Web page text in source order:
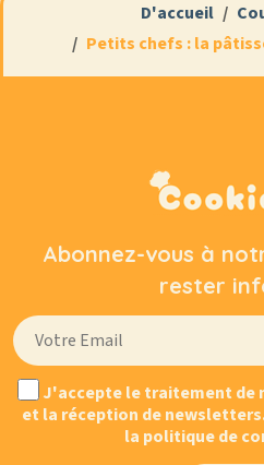
Les enfants pâtissent-ils
Que préparent les enfants ?
?
D'accueil
Petits chefs : la
Abonnez-vous à
rester
J'accepte le traitement de
et la réception de
la politique de